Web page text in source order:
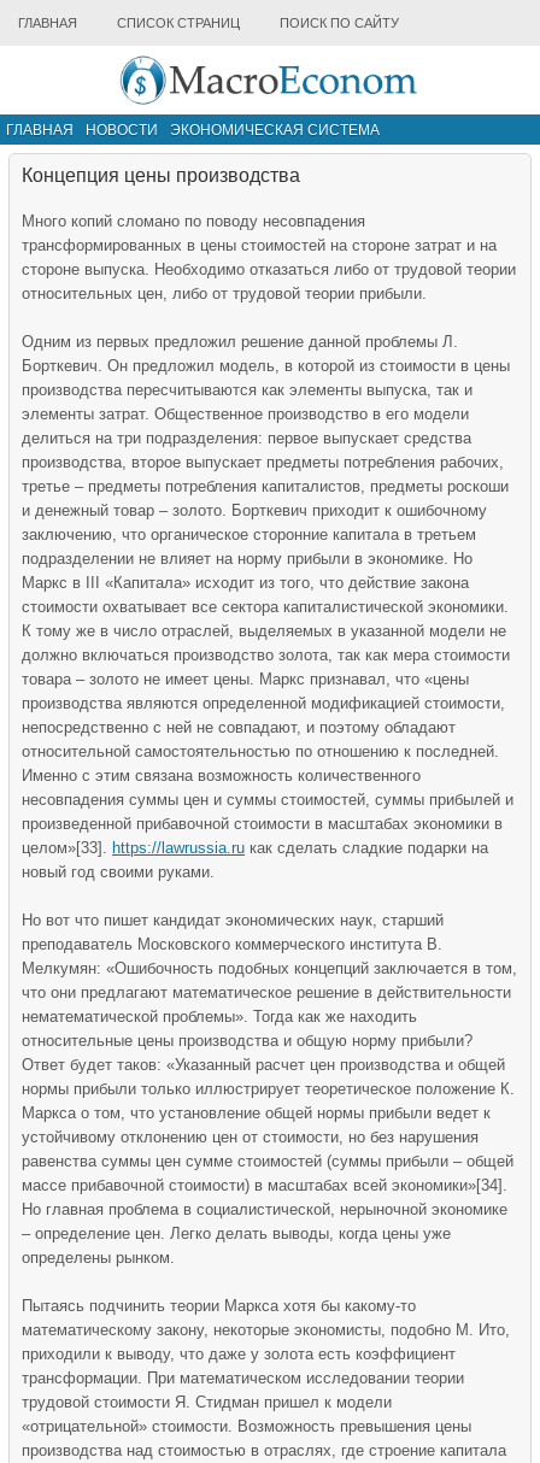
ГЛАВНАЯ СПИСОК СТРАНИЦ ПОИСК ПО САЙТУ
ГЛАВНАЯ НОВОСТИ
ЭКОНОМИЧЕСКАЯ СИСТЕМА
ИНФРАСТРУКТУРА РЫНКА
Концепция цены производства
Много копий сломано по поводу несовпадения
трансформированных в цены стоимостей на стороне затрат и на
стороне выпуска. Необходимо отказаться либо от трудовой теории
относительных цен, либо от трудовой теории прибыли.
Одним из первых предложил решение данной проблемы Л.
Борткевич. Он предложил модель, в которой из стоимости в цены
производства пересчитываются как элементы выпуска, так и
элементы затрат. Общественное производство в его модели
делиться на три подразделения: первое выпускает средства
производства, второе выпускает предметы потребления рабочих,
третье – предметы потребления капиталистов, предметы роскоши
и денежный товар – золото. Борткевич приходит к ошибочному
заключению, что органическое сторонние капитала в третьем
подразделении не влияет на норму прибыли в экономике. Но
Маркс в III «Капитала» исходит из того, что действие закона
стоимости охватывает все сектора капиталистической экономики.
К тому же в число отраслей, выделяемых в указанной модели не
должно включаться производство золота, так как мера стоимости
товара – золото не имеет цены. Маркс признавал, что «цены
производства являются определенной модификацией стоимости,
непосредственно с ней не совпадают, и поэтому обладают
относительной самостоятельностью по отношению к последней.
Именно с этим связана возможность количественного
несовпадения суммы цен и суммы стоимостей, суммы прибылей и
произведенной прибавочной стоимости в масштабах экономики в
целом»[33].
https://lawrussia.ru как сделать сладкие подарки на
новый год своими руками.
Но вот что пишет кандидат экономических наук, старший
преподаватель Московского коммерческого института В.
Мелкумян: «Ошибочность подобных концепций заключается в том,
что они предлагают математическое решение в действительности
нематематической проблемы». Тогда как же находить
относительные цены производства и общую норму прибыли?
Ответ будет таков: «Указанный расчет цен производства и общей
нормы прибыли только иллюстрирует теоретическое положение К.
Маркса о том, что установление общей нормы прибыли ведет к
устойчивому отклонению цен от стоимости, но без нарушения
равенства суммы цен сумме стоимостей (суммы прибыли – общей
массе прибавочной стоимости) в масштабах всей экономики»[34].
Но главная проблема в социалистической, нерыночной экономике
– определение цен. Легко делать выводы, когда цены уже
определены рынком.
Пытаясь подчинить теории Маркса хотя бы какому-то
математическому закону, некоторые экономисты, подобно М. Ито,
приходили к выводу, что даже у золота есть коэффициент
трансформации. При математическом исследовании теории
трудовой стоимости Я. Стидман пришел к модели
«отрицательной» стоимости. Возможность превышения цены
производства над стоимостью в отраслях, где строение капитала